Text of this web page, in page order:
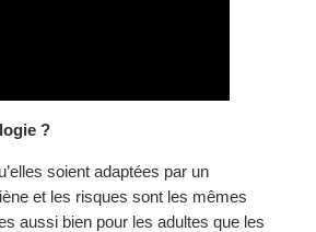
?
soient adaptées par un
et les risques sont les mêmes
aussi bien pour les adultes que les